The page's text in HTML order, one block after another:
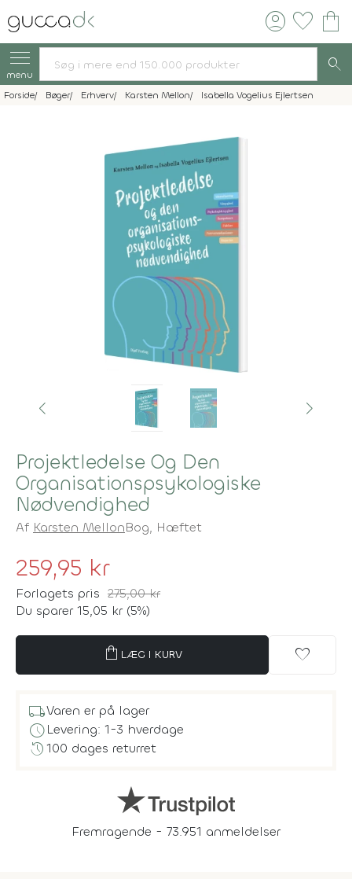
account_circle favorite shopping_bag
menu search
Forside Bøger Erhverv Karsten Mellon Isabella Vogelius Ejlertsen
Projektledelse Og Den
Organisationspsykologiske
Nødvendighed
Af Karsten MellonBog, Hæftet
259,95 kr
Forlagets pris 275,00 kr
Du sparer 15,05 kr (5%)
shopping_bag LÆG I KURV favorite
local_shippingVaren er på lager
scheduleLevering: 1-3 hverdage
history100 dages returret
Fremragende - 73.951 anmeldelser